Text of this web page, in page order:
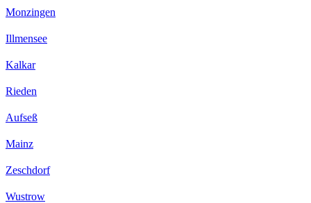
Monzingen
Illmensee
Kalkar
Rieden
Aufseß
Mainz
Zeschdorf
Wustrow